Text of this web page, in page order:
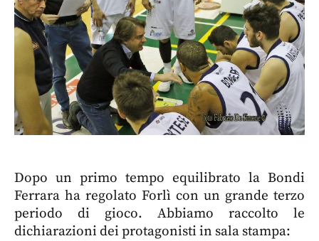
Dopo un primo tempo equilibrato la Bondi
Ferrara ha regolato Forlì con un grande terzo
periodo di gioco. Abbiamo raccolto le
dichiarazioni dei protagonisti in sala stampa: